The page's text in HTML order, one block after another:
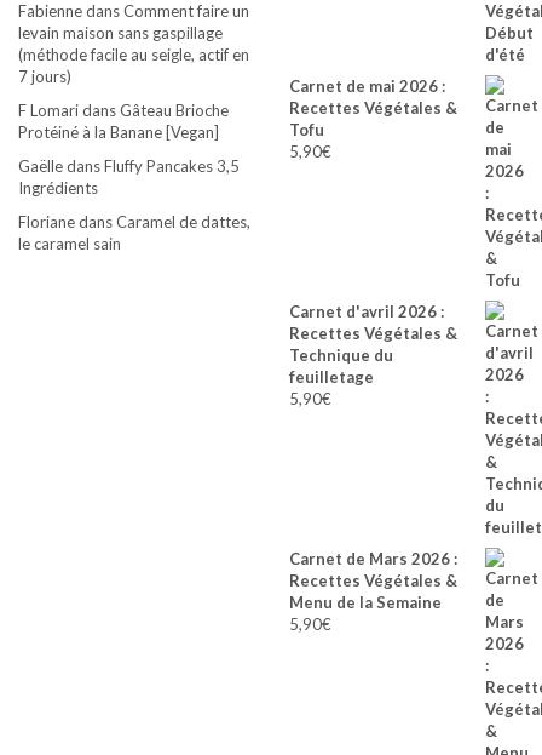
FabiennedansComment faire un
levain maison sans gaspillage
(méthode facile au seigle, actif en
7 jours)
F LomaridansGâteau Brioche
Protéiné à la Banane [Vegan]
GaëlledansFluffy Pancakes 3,5
Ingrédients
FlorianedansCaramel de dattes,
le caramel sain
Carnet de mai 2026 :
Recettes Végétales &
Tofu
5,90€
Carnet d'avril 2026 :
Recettes Végétales &
Technique du
feuilletage
5,90€
Carnet de Mars 2026 :
Recettes Végétales &
Menu de la Semaine
5,90€